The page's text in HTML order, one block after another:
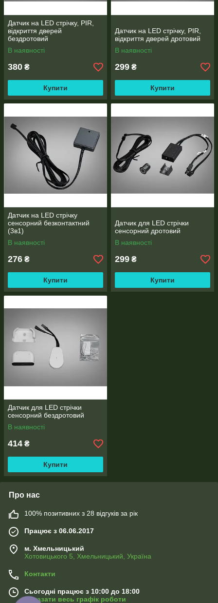
Датчик на LED стрічку, PIR,
відкриття дверей
бездротовий
В наявності
380 ₴
Купити
Датчик на LED стрічку, PIR,
відкриття дверей дротовий
В наявності
299 ₴
Купити
Датчик на LED стрічку
сенсорний безконтактний
(3в1)
В наявності
276 ₴
Купити
Датчик для LED стрічки
сенсорний дротовий
В наявності
299 ₴
Купити
Датчик для LED стрічки
сенсорний бездротовий
В наявності
414 ₴
Купити
Про нас
100% позитивних з 28 відгуків за рік
Працює з 06.06.2017
м. Хмельницький
Хотовицького 5, Хмельницький, Україна
Контакти
Сьогодні працює з 10:00 до 18:00
Показати весь графік роботи